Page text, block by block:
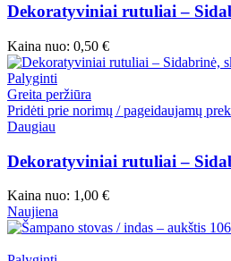
Dekoratyviniai rutuliai –
Kaina nuo: 0,50 €
Palyginti
Greita peržiūra
Pridėti prie norimų / pageidaujamų
Daugiau
Dekoratyviniai rutuliai –
Kaina nuo: 1,00 €
Naujiena